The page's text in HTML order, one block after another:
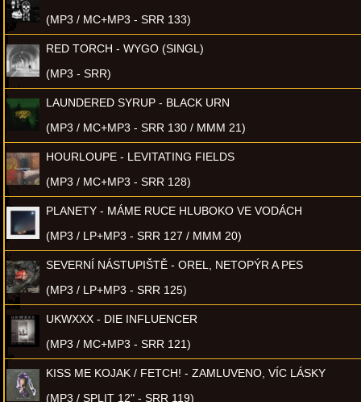
(MP3 / MC+MP3 - SRR 133)
RED TORCH - WYGO (SINGL)
(MP3 - SRR)
LAUNDERED SYRUP - BLACK URN
(MP3 / MC+MP3 - SRR 130 / MMM 21)
HOURLOUPE - LEVITATING FIELDS
(MP3 / MC+MP3 - SRR 128)
PLANETY - MÁME RUCE HLUBOKO VE VODÁCH
(MP3 / LP+MP3 - SRR 127 / MMM 20)
SEVERNÍ NÁSTUPIŠTĚ - OREL, NETOPÝR A PES
(MP3 / LP+MP3 - SRR 125)
UKWXXX - DIE INFLUENCER
(MP3 / MC+MP3 - SRR 121)
KISS ME KOJAK / FETCH! - ZAMLUVENO, VÍC LÁSKY
(MP3 / SPLIT 12" - SRR 119)